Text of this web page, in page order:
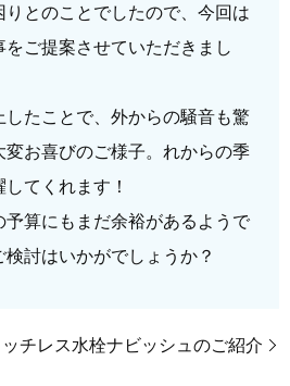
とのことでしたので、今回は
ご提案させていただきまし
たことで、外からの騒音も驚
変お喜びのご様子。れからの季
てくれます！
予算にもまだ余裕があるようで
討はいかがでしょうか？
チレス水栓ナビッシュのご紹介